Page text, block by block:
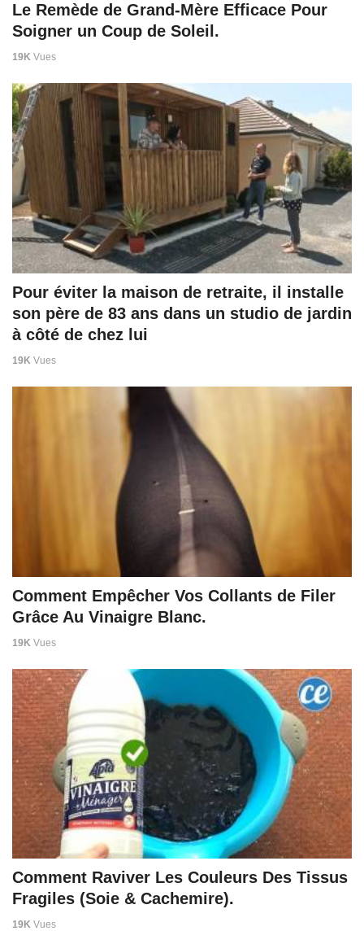
Le Remède de Grand-Mère Efficace Pour
Soigner un Coup de Soleil.
19K Vues
Pour éviter la maison de retraite, il installe
son père de 83 ans dans un studio de jardin
à côté de chez lui
19K Vues
Comment Empêcher Vos Collants de Filer
Grâce Au Vinaigre Blanc.
19K Vues
Comment Raviver Les Couleurs Des Tissus
Fragiles (Soie & Cachemire).
19K Vues